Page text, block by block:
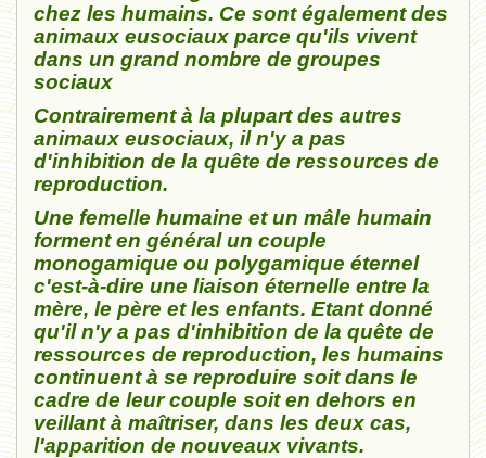
chez les humains. Ce sont également des
animaux eusociaux parce qu'ils vivent
dans un grand nombre de groupes
sociaux
Contrairement à la plupart des autres
animaux eusociaux, il n'y a pas
d'inhibition de la quête de ressources de
reproduction.
Une femelle humaine et un mâle humain
forment en général un couple
monogamique ou polygamique éternel
c'est-à-dire une liaison éternelle entre la
mère, le père et les enfants. Etant donné
qu'il n'y a pas d'inhibition de la quête de
ressources de reproduction, les humains
continuent à se reproduire soit dans le
cadre de leur couple soit en dehors en
veillant à maîtriser, dans les deux cas,
l'apparition de nouveaux vivants.